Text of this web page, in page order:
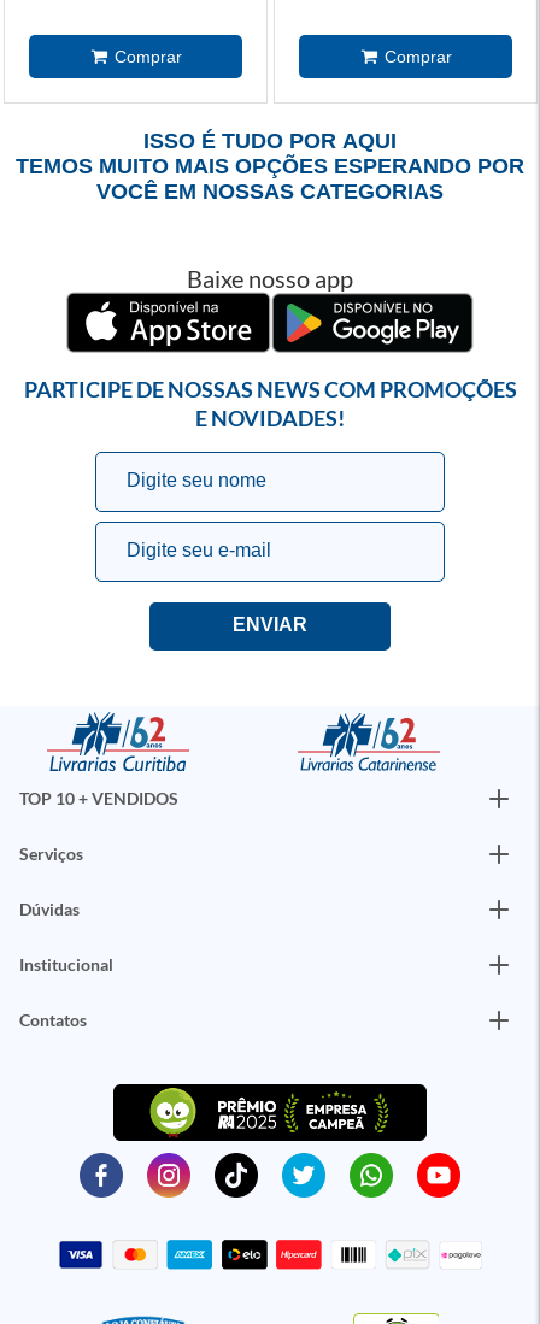
ISSO É TUDO POR AQUI
TEMOS MUITO MAIS OPÇÕES ESPERANDO POR
VOCÊ EM NOSSAS CATEGORIAS
Baixe nosso app
PARTICIPE DE NOSSAS NEWS COM PROMOÇÕES
E NOVIDADES!
TOP 10 + VENDIDOS
Serviços
Dúvidas
Institucional
Contatos